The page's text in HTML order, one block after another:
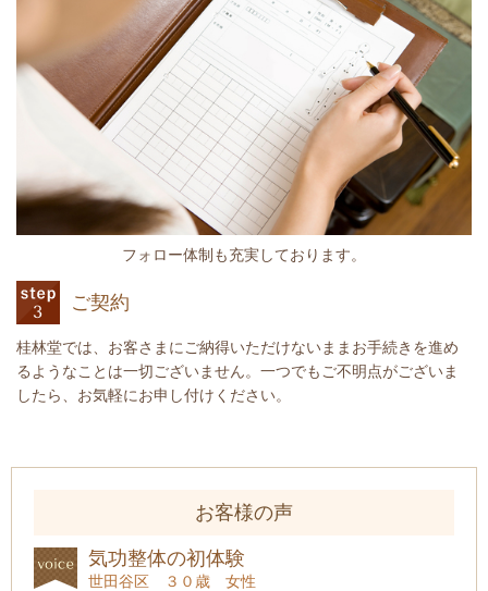
フォロー体制も充実しております。
ご契約
桂林堂では、お客さまにご納得いただけないままお手続きを進め
るようなことは一切ございません。一つでもご不明点がございま
したら、お気軽にお申し付けください。
お客様の声
気功整体の初体験
世田谷区 ３０歳 女性